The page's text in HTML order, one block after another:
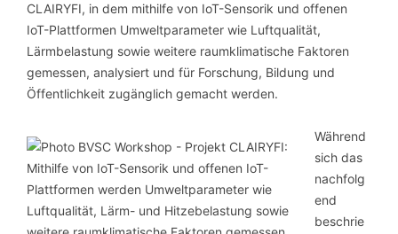
CLAIRYFI, in dem mithilfe von IoT-Sensorik und offenen
IoT-Plattformen Umweltparameter wie Luftqualität,
Lärmbelastung sowie weitere raumklimatische Faktoren
gemessen, analysiert und für Forschung, Bildung und
Öffentlichkeit zugänglich gemacht werden.
Während
sich das
nachfolg
end
beschrie